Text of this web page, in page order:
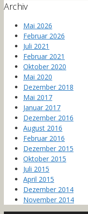
Archiv
Mai 2026
Februar 2026
Juli 2021
Februar 2021
Oktober 2020
Mai 2020
Dezember 2018
Mai 2017
Januar 2017
Dezember 2016
August 2016
Februar 2016
Dezember 2015
Oktober 2015
Juli 2015
April 2015
Dezember 2014
November 2014